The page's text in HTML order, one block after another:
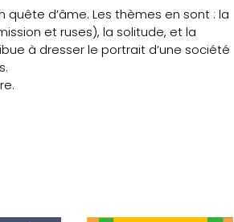
d’âme. Les thèmes en sont : la
et ruses), la solitude, et la
à dresser le portrait d’une société